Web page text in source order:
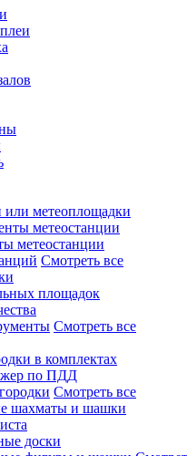
или метеоплощадки
метеостанции
метеостанции
Смотреть все
площадок
Смотреть все
в комплектах
по ПДД
Смотреть все
шахматы и шашки
доски